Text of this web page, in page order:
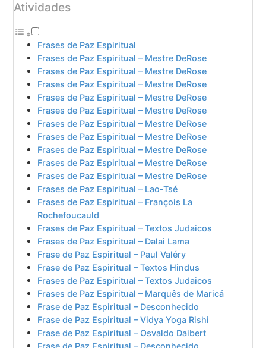
Atividades
Frases de Paz Espiritual
Frases de Paz Espiritual – Mestre DeRose
Frases de Paz Espiritual – Mestre DeRose
Frases de Paz Espiritual – Mestre DeRose
Frases de Paz Espiritual – Mestre DeRose
Frases de Paz Espiritual – Mestre DeRose
Frases de Paz Espiritual – Mestre DeRose
Frases de Paz Espiritual – Mestre DeRose
Frases de Paz Espiritual – Mestre DeRose
Frases de Paz Espiritual – Mestre DeRose
Frases de Paz Espiritual – Mestre DeRose
Frases de Paz Espiritual – Lao-Tsé
Frases de Paz Espiritual – François La
Rochefoucauld
Frases de Paz Espiritual – Textos Judaicos
Frases de Paz Espiritual – Dalai Lama
Frase de Paz Espiritual – Paul Valéry
Frase de Paz Espiritual – Textos Hindus
Frases de Paz Espiritual – Textos Judaicos
Frases de Paz Espiritual – Marquês de Maricá
Frase de Paz Espiritual – Desconhecido
Frase de Paz Espiritual – Vidya Yoga Rishi
Frase de Paz Espiritual – Osvaldo Daibert